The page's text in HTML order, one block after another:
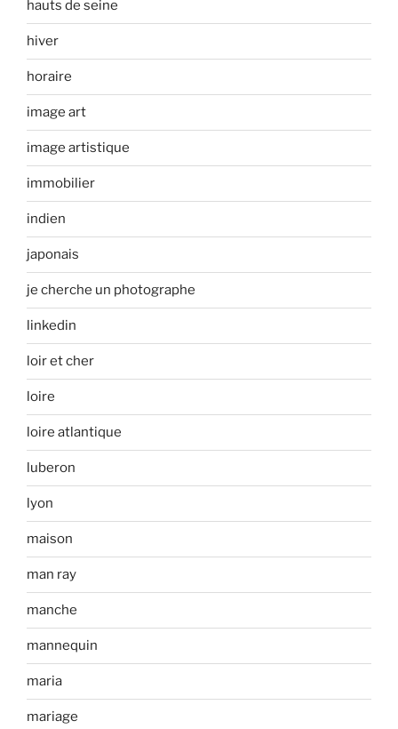
hauts de seine
hiver
horaire
image art
image artistique
immobilier
indien
japonais
je cherche un photographe
linkedin
loir et cher
loire
loire atlantique
luberon
lyon
maison
man ray
manche
mannequin
maria
mariage